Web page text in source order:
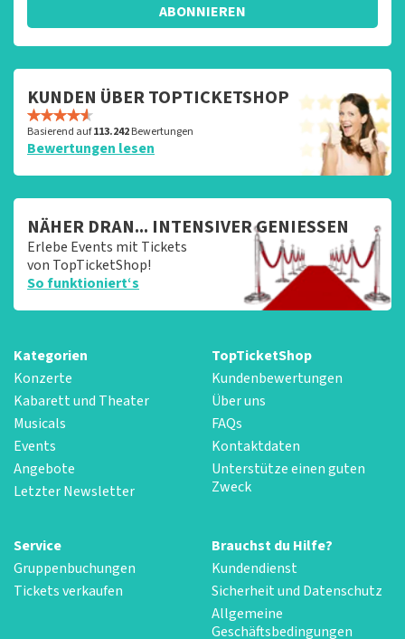
ABONNIEREN
KUNDEN ÜBER TOPTICKETSHOP
Basierend auf113.242Bewertungen
Bewertungen lesen
NÄHER DRAN... INTENSIVER GENIESSEN
Erlebe Events mit Tickets
von TopTicketShop!
So funktioniert‘s
Kategorien
Konzerte
Kabarett und Theater
Musicals
Events
Angebote
Letzter Newsletter
TopTicketShop
Kundenbewertungen
Über uns
FAQs
Kontaktdaten
Unterstütze einen guten
Zweck
Service
Gruppenbuchungen
Tickets verkaufen
Brauchst du Hilfe?
Kundendienst
Sicherheit und Datenschutz
Allgemeine
Geschäftsbedingungen